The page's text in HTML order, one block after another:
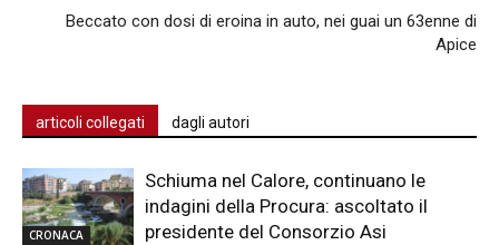
Beccato con dosi di eroina in auto, nei guai un 63enne di
Apice
articoli collegati dagli autori
CRONACA
Schiuma nel Calore, continuano le
indagini della Procura: ascoltato il
presidente del Consorzio Asi